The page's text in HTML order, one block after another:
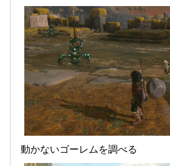
動かないゴーレムを調べる